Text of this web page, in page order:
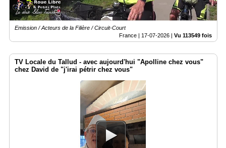
groupe
Blogs
Inscription
annuaire
Emission / Acteurs de la Filière / Circuit-Court
France | 17-07-2026 Vu 113549 fois
TV Locale du Tallud - avec aujourd'hui "Apolline chez vous"
chez David de "j'irai pétrir chez vous"